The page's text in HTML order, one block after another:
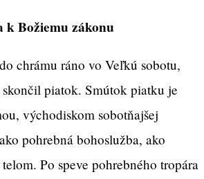
k Božiemu zákonu
chrámu ráno vo Veľkú sobotu,
piatok. Smútok piatku je
východiskom sobotňajšej
pohrebná bohoslužba, ako
Po speve pohrebného tropára